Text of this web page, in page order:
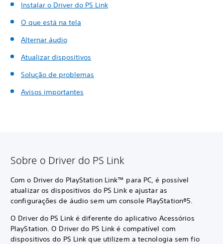
Instalar o Driver do PS Link
O que está na tela
Alternar áudio
Atualizar dispositivos
Solução de problemas
Avisos importantes
Sobre o Driver do PS Link
Com o Driver do PlayStation Link™ para PC, é possível
atualizar os dispositivos do PS Link e ajustar as
configurações de áudio sem um console PlayStation®5.
O Driver do PS Link é diferente do aplicativo Acessórios
PlayStation. O Driver do PS Link é compatível com
dispositivos do PS Link que utilizem a tecnologia sem fio